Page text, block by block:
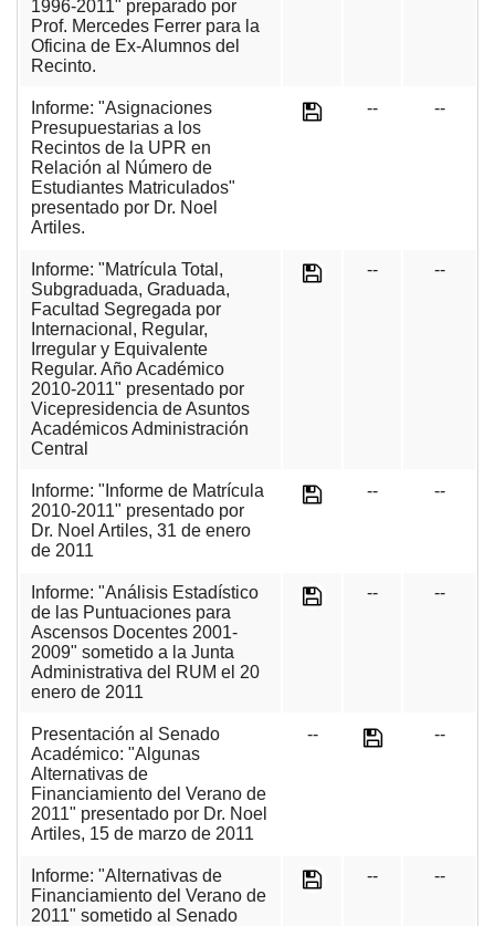
1996-2011" preparado por
Prof. Mercedes Ferrer para la
Oficina de Ex-Alumnos del
Recinto.
Informe: "Asignaciones
Presupuestarias a los
Recintos de la UPR en
Relación al Número de
Estudiantes Matriculados"
presentado por Dr. Noel
Artiles.
-- --
Informe: "Matrícula Total,
Subgraduada, Graduada,
Facultad Segregada por
Internacional, Regular,
Irregular y Equivalente
Regular. Año Académico
2010-2011" presentado por
Vicepresidencia de Asuntos
Académicos Administración
Central
-- --
Informe: "Informe de Matrícula
2010-2011" presentado por
Dr. Noel Artiles, 31 de enero
de 2011
-- --
Informe: "Análisis Estadístico
de las Puntuaciones para
Ascensos Docentes 2001-
2009" sometido a la Junta
Administrativa del RUM el 20
enero de 2011
-- --
Presentación al Senado
Académico: "Algunas
Alternativas de
Financiamiento del Verano de
2011" presentado por Dr. Noel
Artiles, 15 de marzo de 2011
-- --
Informe: "Alternativas de
Financiamiento del Verano de
2011" sometido al Senado
-- --